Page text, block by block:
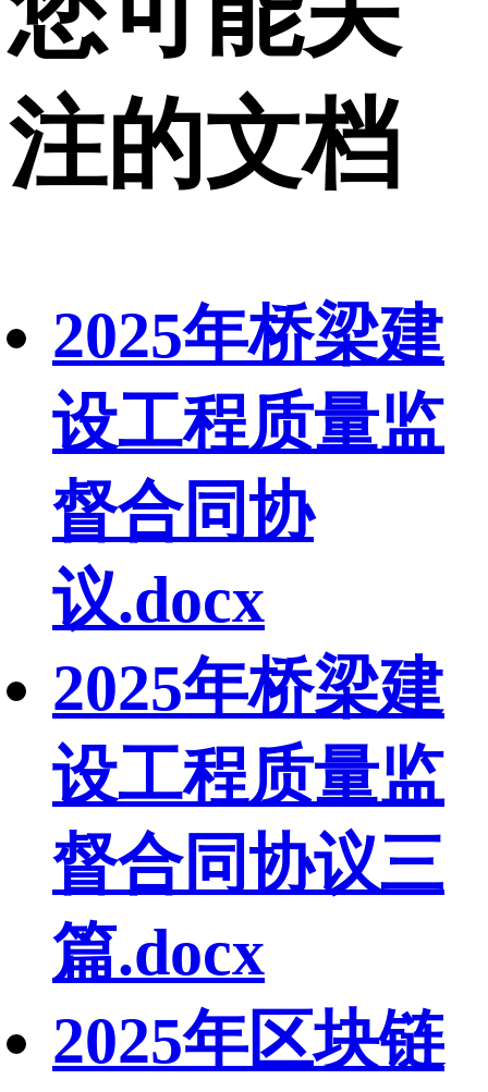
注的文档
2025年桥梁建
设工程质量监
督合同协
议.docx
2025年桥梁建
设工程质量监
督合同协议三
篇.docx
2025年区块链